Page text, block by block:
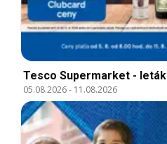
Tesco Supermarket - leták
05.08.2026- 11.08.2026